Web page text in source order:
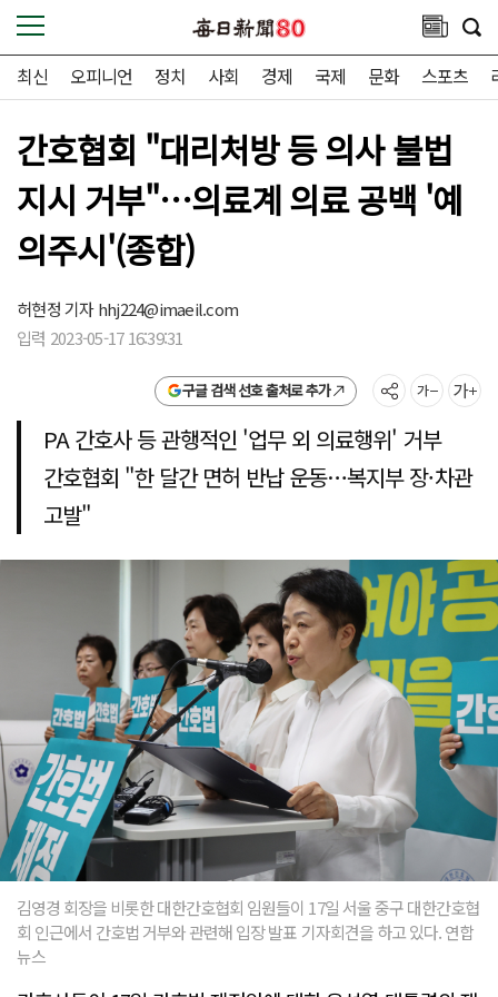
최신 오피니언 정치 사회 경제 국제 문화 스포츠
간호협회 "대리처방 등 의사 불법
지시 거부"…의료계 의료 공백 '예
의주시'(종합)
허현정 기자hhj224@imaeil.com
입력 2023-05-17 16:39:31
구글 검색 선호 출처로 추가
PA 간호사 등 관행적인 '업무 외 의료행위' 거부
간호협회 "한 달간 면허 반납 운동…복지부 장·차관
고발"
김영경 회장을 비롯한 대한간호협회 임원들이 17일 서울 중구 대한간호협
회 인근에서 간호법 거부와 관련해 입장 발표 기자회견을 하고 있다. 연합
뉴스